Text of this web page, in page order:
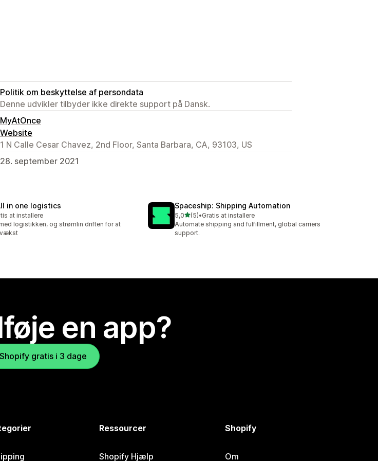
Politik om beskyttelse af persondata
Denne udvikler tilbyder ikke direkte support på Dansk.
MyAtOnce
Website
1 N Calle Cesar Chavez, 2nd Floor, Santa Barbara, CA, 93103, US
28. september 2021
in one logistics
i altat installere
logistikken, og strømlin driften for at
vækst
Spaceship: Shipping Automation
5,0ud af 5 stjerner
(5)
5 anmeldelser i alt
•Gratis at installere
Automate shipping and fulfillment, global carriers
support.
en app?
gratis i 3 dage
Ressourcer
Shopify Hjælp
Shopify
Om